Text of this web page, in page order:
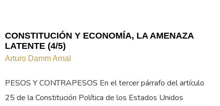
CONSTITUCIÓN Y ECONOMÍA, LA AMENAZA
LATENTE (4/5)
Arturo Damm Arnal
PESOS Y CONTRAPESOS En el tercer párrafo del artículo
25 de la Constitución Política de los Estados Unidos